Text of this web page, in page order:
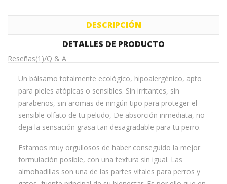
DESCRIPCIÓN
DETALLES DE PRODUCTO
Reseñas(1)/Q & A
Un bálsamo totalmente ecológico, hipoalergénico, apto
para pieles atópicas o sensibles. Sin irritantes, sin
parabenos, sin aromas de ningún tipo para proteger el
sensible olfato de tu peludo, De absorción inmediata, no
deja la sensación grasa tan desagradable para tu perro.
Estamos muy orgullosos de haber conseguido la mejor
formulación posible, con una textura sin igual. Las
almohadillas son una de las partes vitales para perros y